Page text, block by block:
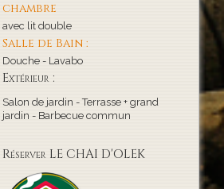
chambre
avec lit double
Salle de Bain :
Douche - Lavabo
Extérieur :
Salon de jardin - Terrasse + grand
jardin - Barbecue commun
Réserver LE CHAI D'OLEK